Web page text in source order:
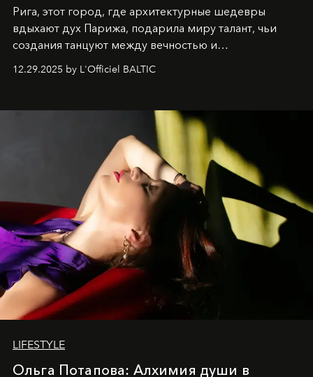
Рига, этот город, где архитектурные шедевры
вдыхают дух Парижа, подарила миру талант, чьи
создания танцуют между вечностью и
современностью.
12.29.2025 by L'Officiel BALTIC
LIFESTYLE
Ольга Потапова: Алхимия души в